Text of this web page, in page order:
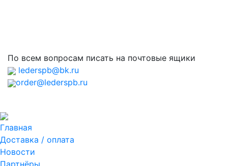
По всем вопросам писать на почтовые ящики
lederspb@bk.ru
order@lederspb.ru
Главная
Доставка / оплата
Новости
Партнёры